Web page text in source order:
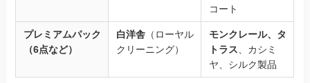
コート
プレミアムパック
（6点など）
白洋舎（ローヤル
クリーニング）
モンクレール、タ
トラス 、カシミ
ヤ、シルク製品